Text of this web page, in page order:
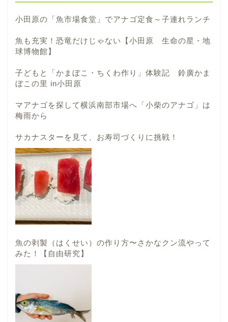
小田原の「魚市場食堂」でアナゴ定食～子連れランチ
魚も充実！恐竜だけじゃない【小田原 生命の星・地
球博物館】
子どもと「かまぼこ・ちくわ作り」体験記 鈴廣かま
ぼこの里 in小田原
マアナゴを探して横浜南部市場へ「小柴のアナゴ」は
梅雨から
サカナスターを見て、お寿司づくりに挑戦！
魚の剥製（はくせい）の作り方〜さかなクン流やって
みた！【自由研究】